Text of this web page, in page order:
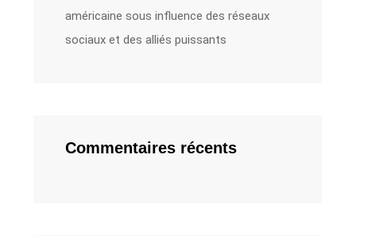
américaine sous influence des réseaux
sociaux et des alliés puissants
Commentaires récents